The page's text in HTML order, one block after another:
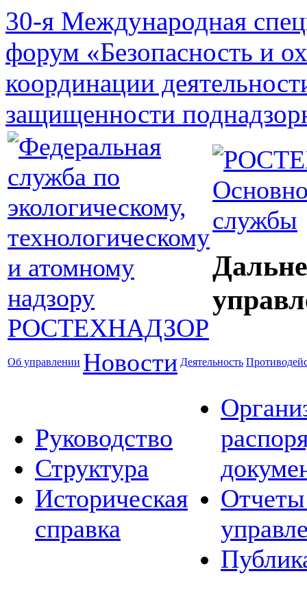
30-я Международная
форум «Безопасность и
координации
защищенности
службы
Об управлении Новости Деятельность
Руководство
Структура
Историческая
справка
Отчеты